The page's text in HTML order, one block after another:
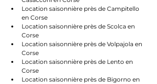
Location saisonnière près de Campitello
en Corse
Location saisonnière près de Scolca en
Corse
Location saisonnière près de Volpajola en
Corse
Location saisonnière près de Lento en
Corse
Location saisonnière près de Bigorno en